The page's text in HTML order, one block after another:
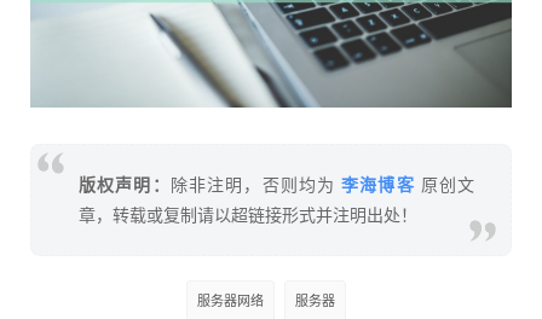
版权声明： 除非注明，否则均为 李海博客 原创文
章，转载或复制请以超链接形式并注明出处！
服务器网络 服务器